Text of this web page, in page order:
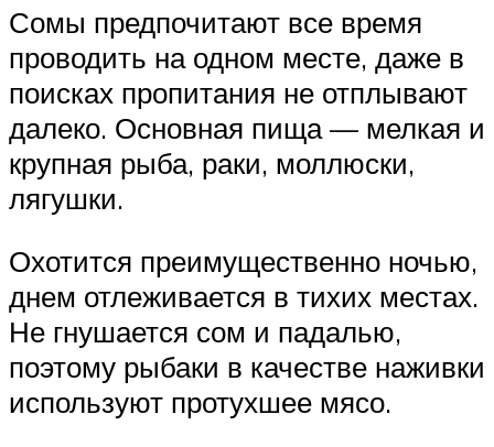
Сомы предпочитают все время
проводить на одном месте, даже в
поисках пропитания не отплывают
далеко. Основная пища — мелкая и
крупная рыба, раки, моллюски,
лягушки.
Охотится преимущественно ночью,
днем отлеживается в тихих местах.
Не гнушается сом и падалью,
поэтому рыбаки в качестве наживки
используют протухшее мясо.